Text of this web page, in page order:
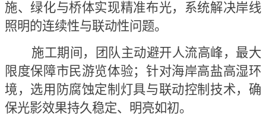
施、绿化与桥体实现精准布光，系统解决岸线
照明的连续性与联动性问题。
施工期间，团队主动避开人流高峰，最大
限度保障市民游览体验；针对海岸高盐高湿环
境，选用防腐蚀定制灯具与联动控制技术，确
保光影效果持久稳定、明亮如初。